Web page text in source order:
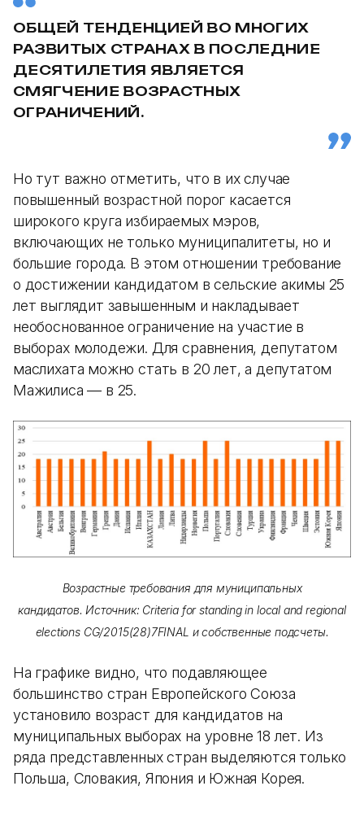
ОБЩЕЙ ТЕНДЕНЦИЕЙ ВО МНОГИХ
РАЗВИТЫХ СТРАНАХ В ПОСЛЕДНИЕ
ДЕСЯТИЛЕТИЯ ЯВЛЯЕТСЯ
СМЯГЧЕНИЕ ВОЗРАСТНЫХ
ОГРАНИЧЕНИЙ.
Но тут важно отметить, что в их случае
повышенный возрастной порог касается
широкого круга избираемых мэров,
включающих не только муниципалитеты, но и
большие города. В этом отношении требование
о достижении кандидатом в сельские акимы 25
лет выглядит завышенным и накладывает
необоснованное ограничение на участие в
выборах молодежи. Для сравнения, депутатом
маслихата можно стать в 20 лет, а депутатом
Мажилиса — в 25.
Возрастные требования для муниципальных
кандидатов. Источник: Criteria for standing in local and regional
elections CG/2015(28)7FINAL и собственные подсчеты.
На графике видно, что подавляющее
большинство стран Европейского Союза
установило возраст для кандидатов на
муниципальных выборах на уровне 18 лет. Из
ряда представленных стран выделяются только
Польша, Словакия, Япония и Южная Корея.